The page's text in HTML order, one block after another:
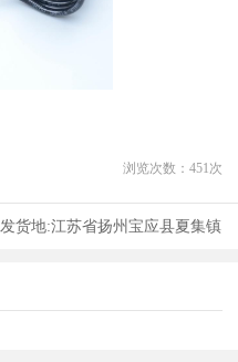
浏览次数： 451次
发货地:江苏省扬州宝应县夏集镇